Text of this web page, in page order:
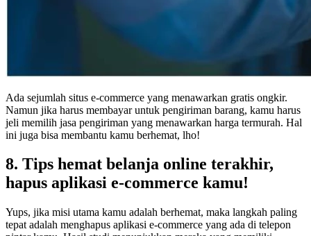
Ada sejumlah situs e-commerce yang menawarkan gratis ongkir.
Namun jika harus membayar untuk pengiriman barang, kamu harus
jeli memilih jasa pengiriman yang menawarkan harga termurah. Hal
ini juga bisa membantu kamu berhemat, lho!
8. Tips hemat belanja online terakhir,
hapus aplikasi e-commerce kamu!
Yups, jika misi utama kamu adalah berhemat, maka langkah paling
tepat adalah menghapus aplikasi e-commerce yang ada di telepon